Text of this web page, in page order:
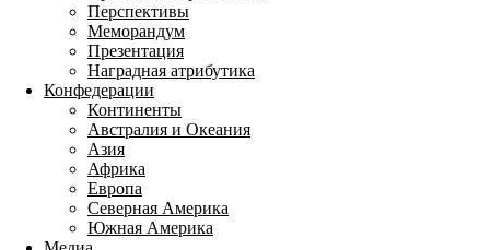
Перспективы
Меморандум
Презентация
Наградная атрибутика
Конфедерации
Континенты
Австралия и Океания
Азия
Африка
Европа
Северная Америка
Южная Америка